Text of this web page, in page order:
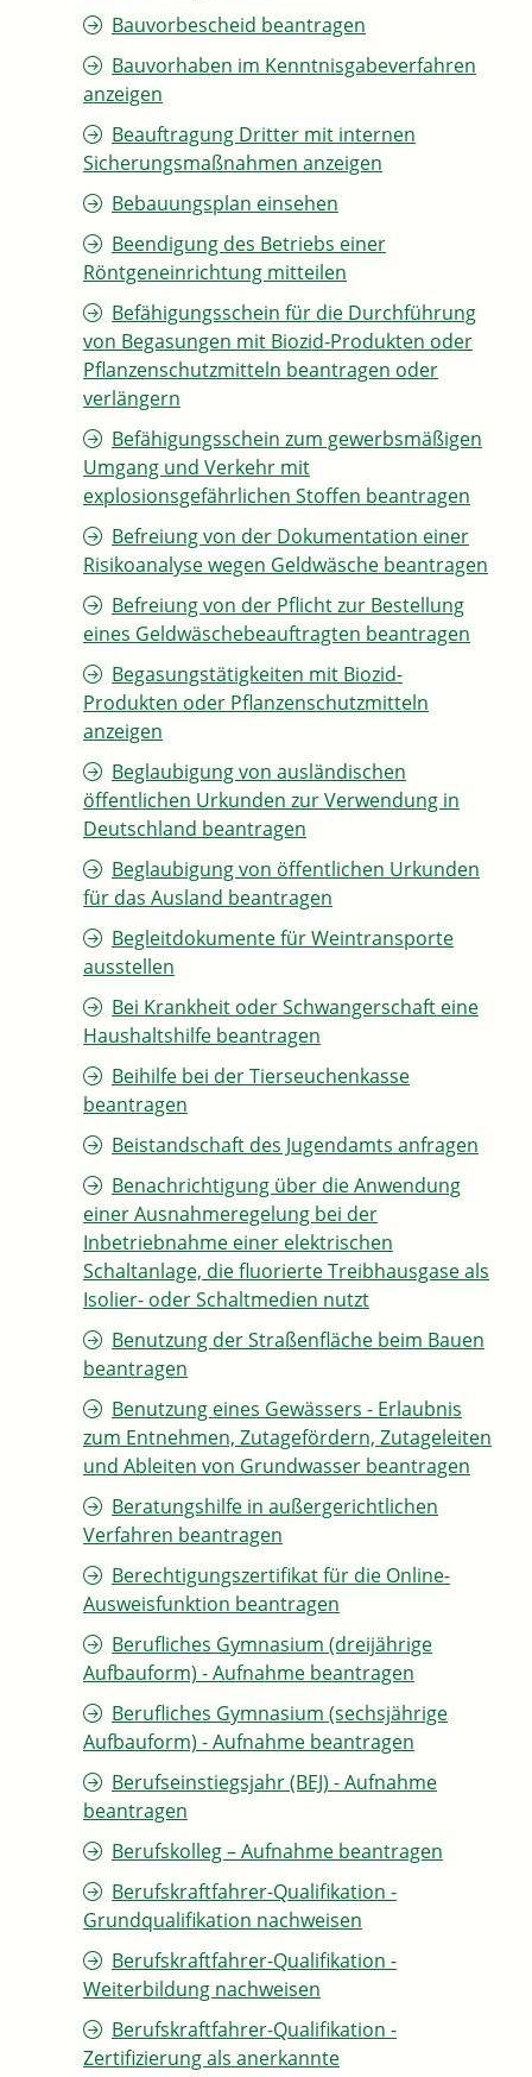
Bauvorbescheid beantragen
Bauvorhaben im Kenntnisgabeverfahren
anzeigen
Beauftragung Dritter mit internen
Sicherungsmaßnahmen anzeigen
Bebauungsplan einsehen
Beendigung des Betriebs einer
Röntgeneinrichtung mitteilen
Befähigungsschein für die Durchführung
von Begasungen mit Biozid-Produkten oder
Pflanzenschutzmitteln beantragen oder
verlängern
Befähigungsschein zum gewerbsmäßigen
Umgang und Verkehr mit
explosionsgefährlichen Stoffen beantragen
Befreiung von der Dokumentation einer
Risikoanalyse wegen Geldwäsche beantragen
Befreiung von der Pflicht zur Bestellung
eines Geldwäschebeauftragten beantragen
Begasungstätigkeiten mit Biozid-
Produkten oder Pflanzenschutzmitteln
anzeigen
Beglaubigung von ausländischen
öffentlichen Urkunden zur Verwendung in
Deutschland beantragen
Beglaubigung von öffentlichen Urkunden
für das Ausland beantragen
Begleitdokumente für Weintransporte
ausstellen
Bei Krankheit oder Schwangerschaft eine
Haushaltshilfe beantragen
Beihilfe bei der Tierseuchenkasse
beantragen
Beistandschaft des Jugendamts anfragen
Benachrichtigung über die Anwendung
einer Ausnahmeregelung bei der
Inbetriebnahme einer elektrischen
Schaltanlage, die fluorierte Treibhausgase als
Isolier- oder Schaltmedien nutzt
Benutzung der Straßenfläche beim Bauen
beantragen
Benutzung eines Gewässers - Erlaubnis
zum Entnehmen, Zutagefördern, Zutageleiten
und Ableiten von Grundwasser beantragen
Beratungshilfe in außergerichtlichen
Verfahren beantragen
Berechtigungszertifikat für die Online-
Ausweisfunktion beantragen
Berufliches Gymnasium (dreijährige
Aufbauform) - Aufnahme beantragen
Berufliches Gymnasium (sechsjährige
Aufbauform) - Aufnahme beantragen
Berufseinstiegsjahr (BEJ) - Aufnahme
beantragen
Berufskolleg – Aufnahme beantragen
Berufskraftfahrer-Qualifikation -
Grundqualifikation nachweisen
Berufskraftfahrer-Qualifikation -
Weiterbildung nachweisen
Berufskraftfahrer-Qualifikation -
Zertifizierung als anerkannte